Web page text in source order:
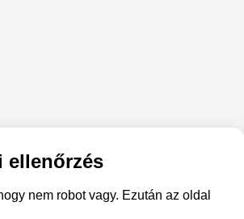
ellenőrzés
nem robot vagy. Ezután az oldal